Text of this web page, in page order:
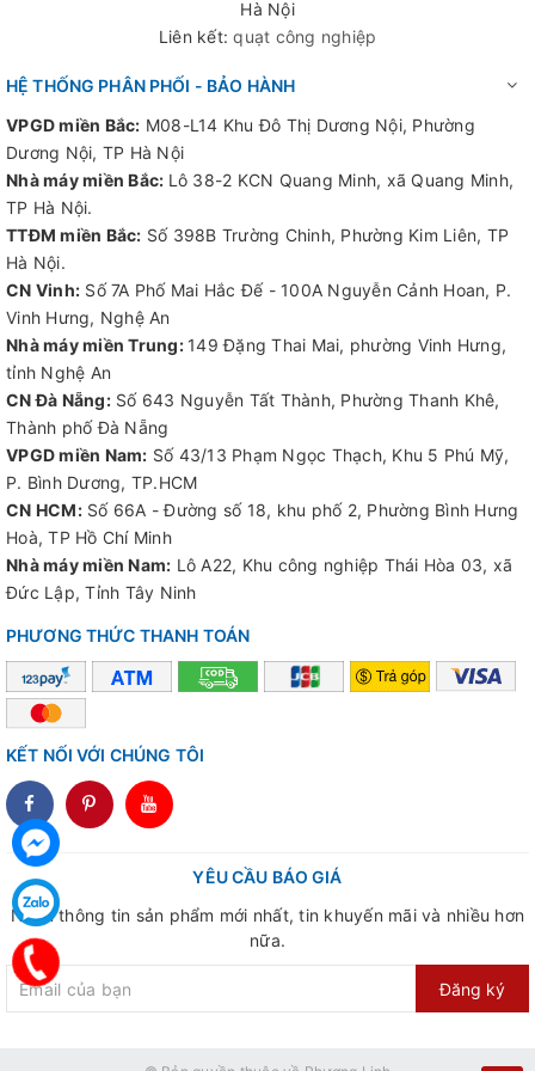
Hà Nội
Liên kết:quạt công nghiệp
HỆ THỐNG PHÂN PHỐI - BẢO HÀNH
VPGD miền Bắc: M08-L14 Khu Đô Thị Dương Nội, Phường
Dương Nội, TP Hà Nội
Nhà máy miền Bắc: Lô 38-2 KCN Quang Minh, xã Quang Minh,
TP Hà Nội.
TTĐM miền Bắc: Số 398B Trường Chinh, Phường Kim Liên, TP
Hà Nội.
CN Vinh: Số 7A Phố Mai Hắc Đế - 100A Nguyễn Cảnh Hoan, P.
Vinh Hưng, Nghệ An
Nhà máy miền Trung: 149 Đặng Thai Mai, phường Vinh Hưng,
tỉnh Nghệ An
CN Đà Nẵng:Số 643 Nguyễn Tất Thành, Phường Thanh Khê,
Thành phố Đà Nẵng
VPGD miền Nam: Số 43/13 Phạm Ngọc Thạch, Khu 5 Phú Mỹ,
P. Bình Dương, TP.HCM
CN HCM:Số 66A - Đường số 18, khu phố 2, Phường Bình Hưng
Hoà, TP Hồ Chí Minh
Nhà máy miền Nam: Lô A22, Khu công nghiệp Thái Hòa 03, xã
Đức Lập, Tỉnh Tây Ninh
PHƯƠNG THỨC THANH TOÁN
KẾT NỐI VỚI CHÚNG TÔI
YÊU CẦU BÁO GIÁ
Nhận thông tin sản phẩm mới nhất, tin khuyến mãi và nhiều hơn
nữa.
Đăng ký